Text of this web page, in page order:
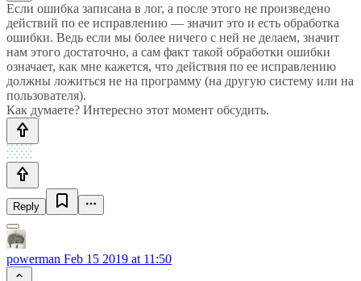
Если ошибка записана в лог, а после этого не произведено
действий по ее исправлению — значит это и есть обработка
ошибки. Ведь если мы более ничего с ней не делаем, значит
нам этого достаточно, а сам факт такой обработки ошибки
означает, как мне кажется, что действия по ее исправлению
должны ложиться не на программу (на другую систему или на
пользователя).
Как думаете? Интересно этот момент обсудить.
Reply
powerman Feb 15 2019 at 11:50